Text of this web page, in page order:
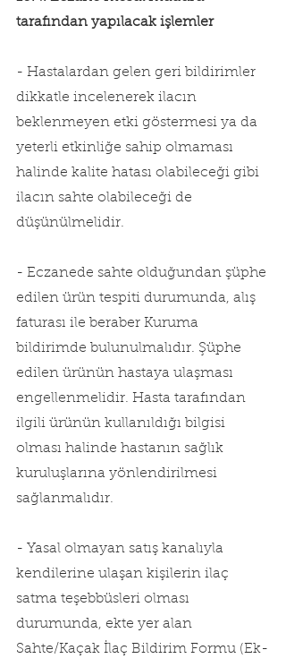
tarafından yapılacak işlemler
- Hastalardan gelen geri bildirimler
dikkatle incelenerek ilacın
beklenmeyen etki göstermesi ya da
yeterli etkinliğe sahip olmaması
halinde kalite hatası olabileceği gibi
ilacın sahte olabileceği de
düşünülmelidir.
- Eczanede sahte olduğundan şüphe
edilen ürün tespiti durumunda, alış
faturası ile beraber Kuruma
bildirimde bulunulmalıdır. Şüphe
edilen ürünün hastaya ulaşması
engellenmelidir. Hasta tarafından
ilgili ürünün kullanıldığı bilgisi
olması halinde hastanın sağlık
kuruluşlarına yönlendirilmesi
sağlanmalıdır.
- Yasal olmayan satış kanalıyla
kendilerine ulaşan kişilerin ilaç
satma teşebbüsleri olması
durumunda, ekte yer alan
Sahte/Kaçak İlaç Bildirim Formu (Ek-